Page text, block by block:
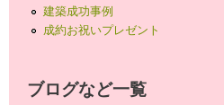
建築成功事例
成約お祝いプレゼント
ブログなど一覧